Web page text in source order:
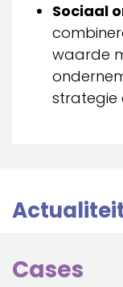
Sociaal
waarde
strategie
Cases